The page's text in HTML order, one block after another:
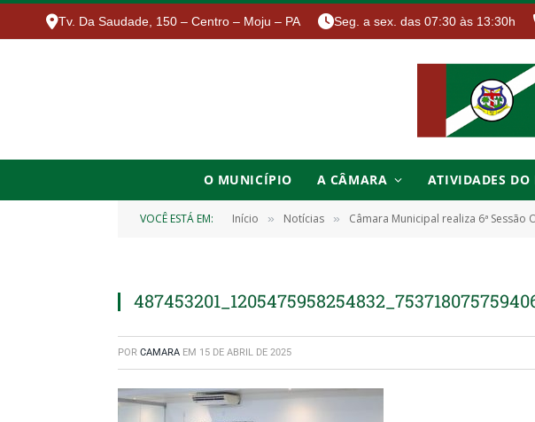
Tv. Da Saudade, 150 – Centro – Moju – PA Seg. a sex. das 07:30 às 13:30h
O MUNICÍPIO A CÂMARA ATIVIDADES DO
VOCÊ ESTÁ EM: Início » Notícias » Câmara Municipal realiza 6ª
POR CAMARA EM 15 DE ABRIL DE 2025